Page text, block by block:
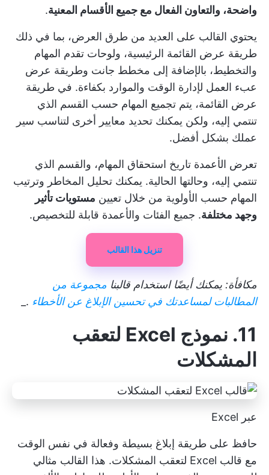
واضحة، والتعاون الفعال مع جميع الأقسام المعنية.
يحتوي القالب على العديد من طرق العرض، بما في ذلك
طريقة عرض القائمة الرئيسية، ولوحات تقدم المهام
والتخطيط، بالإضافة إلى مخطط جانت وطريقة عرض
عبء العمل لإدارة الوقت والموارد بكفاءة. في طريقة
عرض القائمة، يتم تجميع المهام حسب القسم الذي
تنتمي إليه، ولكن يمكنك تحديد معايير أخرى لتناسب سير
عملك بشكل أفضل.
تعرض الأعمدة تاريخ استحقاق المهام، والقسم الذي
تنتمي إليه، وحالتها الحالية. يمكنك تحليل المخاطر وترتيب
المهام حسب الأولوية من خلال تعيين مستويات تأثير
وجهد مختلفة. جميع الفئات والأعمدة قابلة للتخصيص.
تنزيل هذا القالب
مكافأة: يمكنك أيضًا استخدام قالبنا مجموعة من
المطالبات لمساعدتك في تحسين الإبلاغ عن الأخطاء ._
11. نموذج Excel لتعقب
المشكلات
عبر Excel
حافظ على طريقة إبلاغ بسيطة وفعالة في نفس الوقت
مع قالب Excel لتعقب المشكلات. هذا القالب مثالي